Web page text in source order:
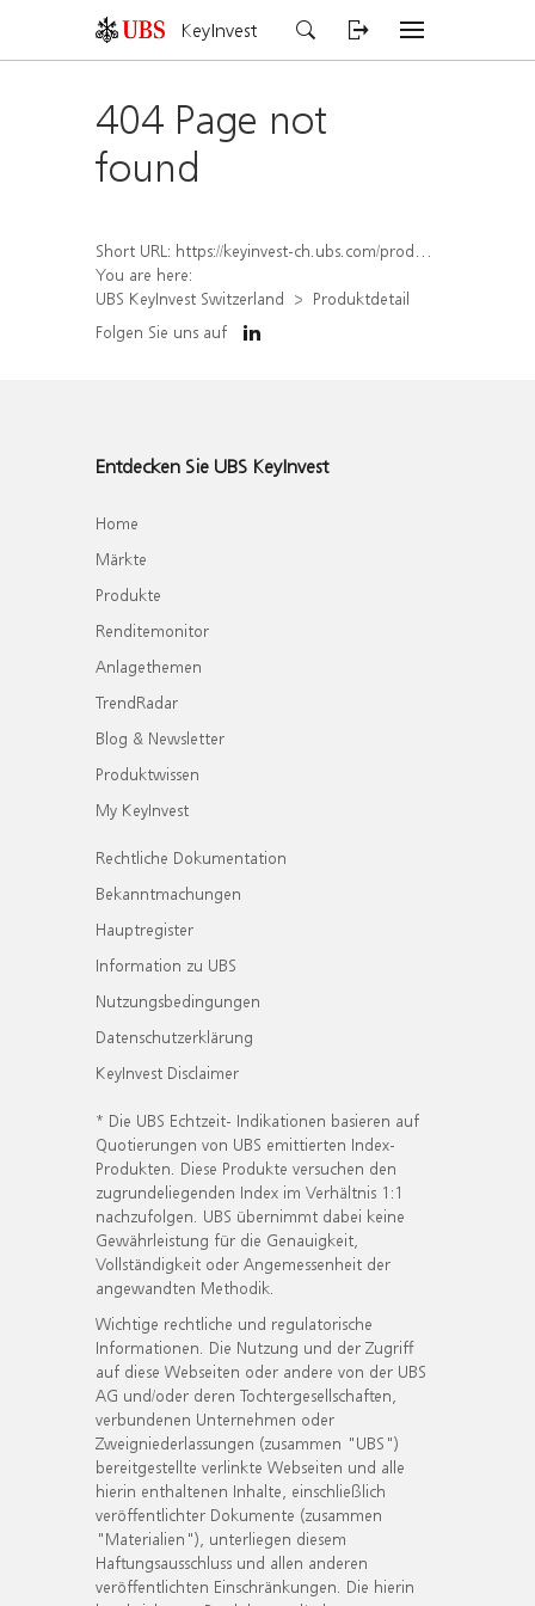
KeyInvest
404 Page not
found
Short URL: https://keyinvest-ch.ubs.com/produkt/detail/index/isin/CH1570358429
You are here:
UBS KeyInvest Switzerland
Produktdetail
Folgen Sie uns auf
Entdecken Sie UBS KeyInvest
Home
Märkte
Produkte
Renditemonitor
Anlagethemen
TrendRadar
Blog & Newsletter
Produktwissen
My KeyInvest
Rechtliche Dokumentation
Bekanntmachungen
Hauptregister
Information zu UBS
Nutzungsbedingungen
Datenschutzerklärung
KeyInvest Disclaimer
* Die UBS Echtzeit- Indikationen basieren auf
Quotierungen von UBS emittierten Index-
Produkten. Diese Produkte versuchen den
zugrundeliegenden Index im Verhältnis 1:1
nachzufolgen. UBS übernimmt dabei keine
Gewährleistung für die Genauigkeit,
Vollständigkeit oder Angemessenheit der
angewandten Methodik.
Wichtige rechtliche und regulatorische
Informationen. Die Nutzung und der Zugriff
auf diese Webseiten oder andere von der UBS
AG und/oder deren Tochtergesellschaften,
verbundenen Unternehmen oder
Zweigniederlassungen (zusammen "UBS")
bereitgestellte verlinkte Webseiten und alle
hierin enthaltenen Inhalte, einschließlich
veröffentlichter Dokumente (zusammen
"Materialien"), unterliegen diesem
Haftungsausschluss und allen anderen
veröffentlichten Einschränkungen. Die hierin